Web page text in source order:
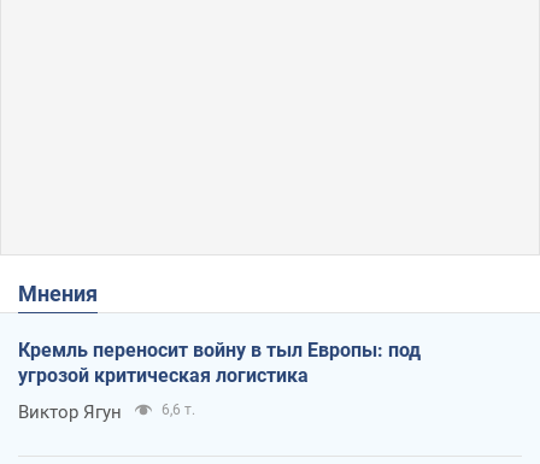
Мнения
Кремль переносит войну в тыл Европы: под
угрозой критическая логистика
Виктор Ягун 6,6 т.